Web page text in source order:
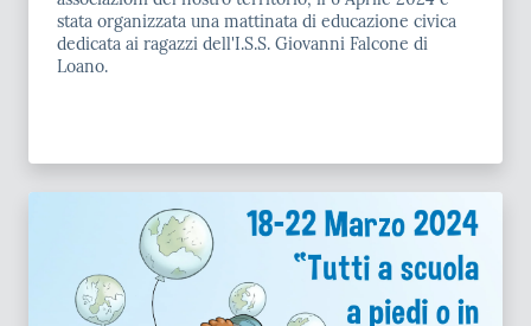
stata organizzata una mattinata di educazione civica
dedicata ai ragazzi dell'I.S.S. Giovanni Falcone di
Loano.